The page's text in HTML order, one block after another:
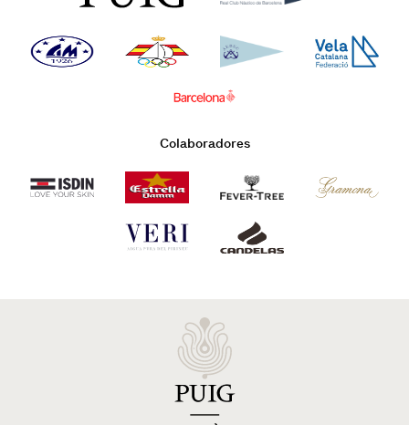
Colaboradores